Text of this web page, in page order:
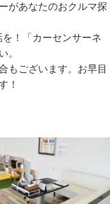
があなたのおクルマ探
！「カーセンサーネ
。
もございます。お早目
！